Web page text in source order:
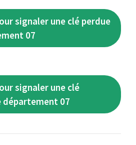
signaler une clé perdue
07
signaler une clé
département 07